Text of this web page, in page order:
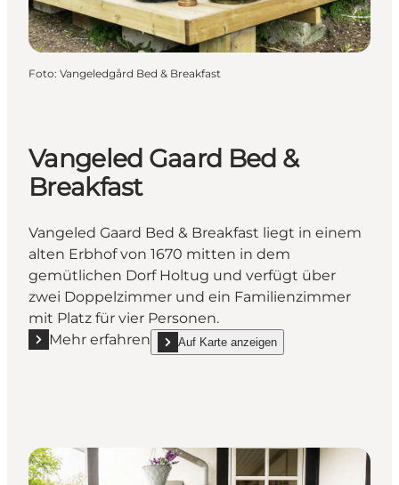
Foto: Vangeledgård Bed & Breakfast
Vangeled Gaard Bed &
Breakfast
Vangeled Gaard Bed & Breakfast liegt in einem
alten Erbhof von 1670 mitten in dem
gemütlichen Dorf Holtug und verfügt über
zwei Doppelzimmer und ein Familienzimmer
mit Platz für vier Personen.
Mehr erfahren
Mehr erfahren "Vangeled Gaard Bed & Breakfast"
Auf Karte anzeigen
show Vangeled Gaard Bed & Breakfast